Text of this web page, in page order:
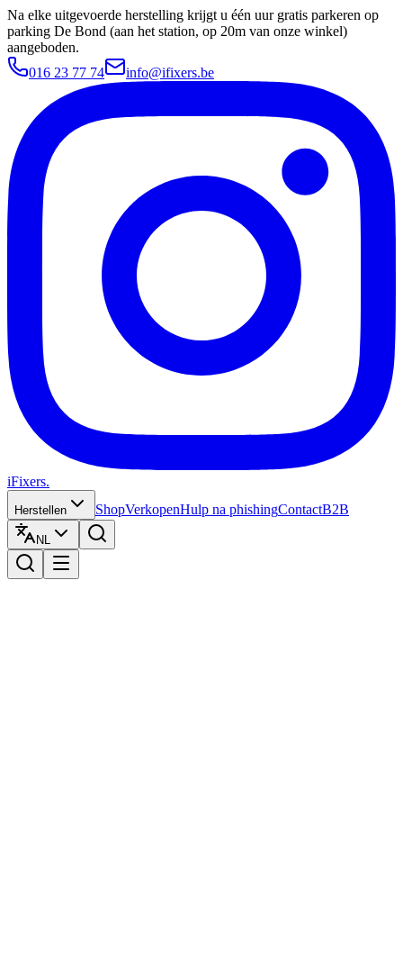
Na elke uitgevoerde herstelling krijgt u één uur gratis parkeren op
parking De Bond (aan het station, op 20m van onze winkel)
aangeboden.
016 23 77 74
info@ifixers.be
iFixers.
Herstellen ShopVerkopenHulp na phishingContactB2B
NL